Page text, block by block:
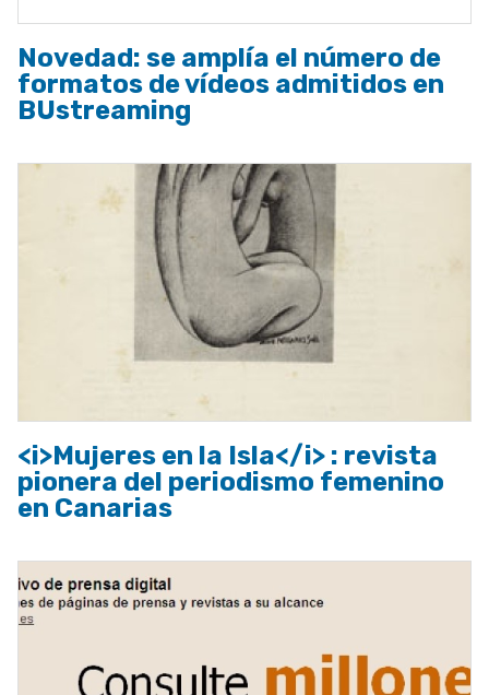
Novedad: se amplía el número de
formatos de vídeos admitidos en
BUstreaming
<i>Mujeres en la Isla</i> : revista
pionera del periodismo femenino
en Canarias